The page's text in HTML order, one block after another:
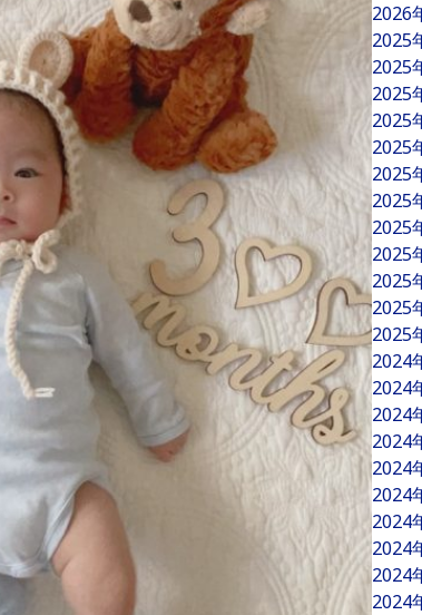
2026
2025
2025
2025
2025
2025
2025
2025
2025
2025
2025
2025
2025
2024
2024
2024
2024
2024
2024
2024
2024
2024
2024